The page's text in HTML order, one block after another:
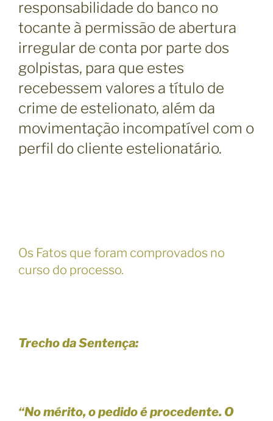
responsabilidade do banco no
tocante à permissão de abertura
irregular de conta por parte dos
golpistas, para que estes
recebessem valores a título de
crime de estelionato, além da
movimentação incompatível com o
perfil do cliente estelionatário.
Os Fatos que foram comprovados no
curso do processo.
Trecho da Sentença:
“No mérito, o pedido é procedente. O